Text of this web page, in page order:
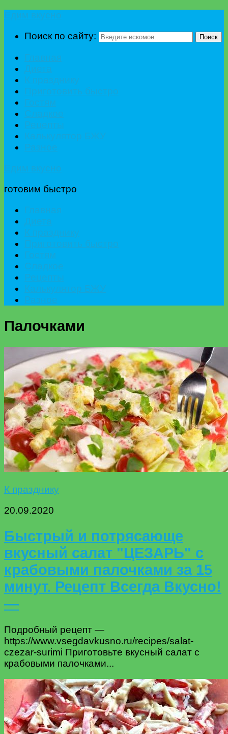
Поиск по сайту:
Поиск
готовим быстро
Палочками
К празднику
20.09.2020
Быстрый и потрясающе
вкусный салат "ЦЕЗАРЬ" с
крабовыми палочками за 15
минут. Рецепт Всегда Вкусно!
—
Подробный рецепт —
https://www.vsegdavkusno.ru/recipes/salat-
czezar-surimi Приготовьте вкусный салат с
крабовыми палочками...